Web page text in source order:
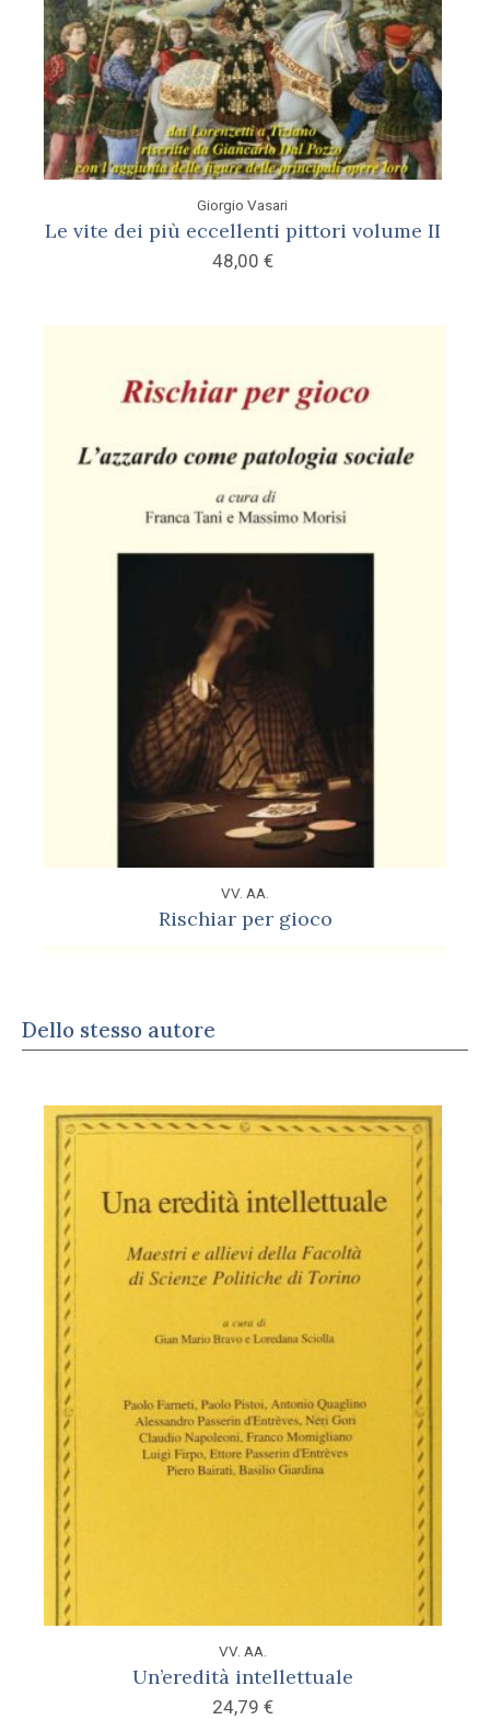
Giorgio Vasari
Le vite dei più eccellenti pittori volume II
48,00 €
VV. AA.
Rischiar per gioco
Dello stesso autore
VV. AA.
Un’eredità intellettuale
24,79 €